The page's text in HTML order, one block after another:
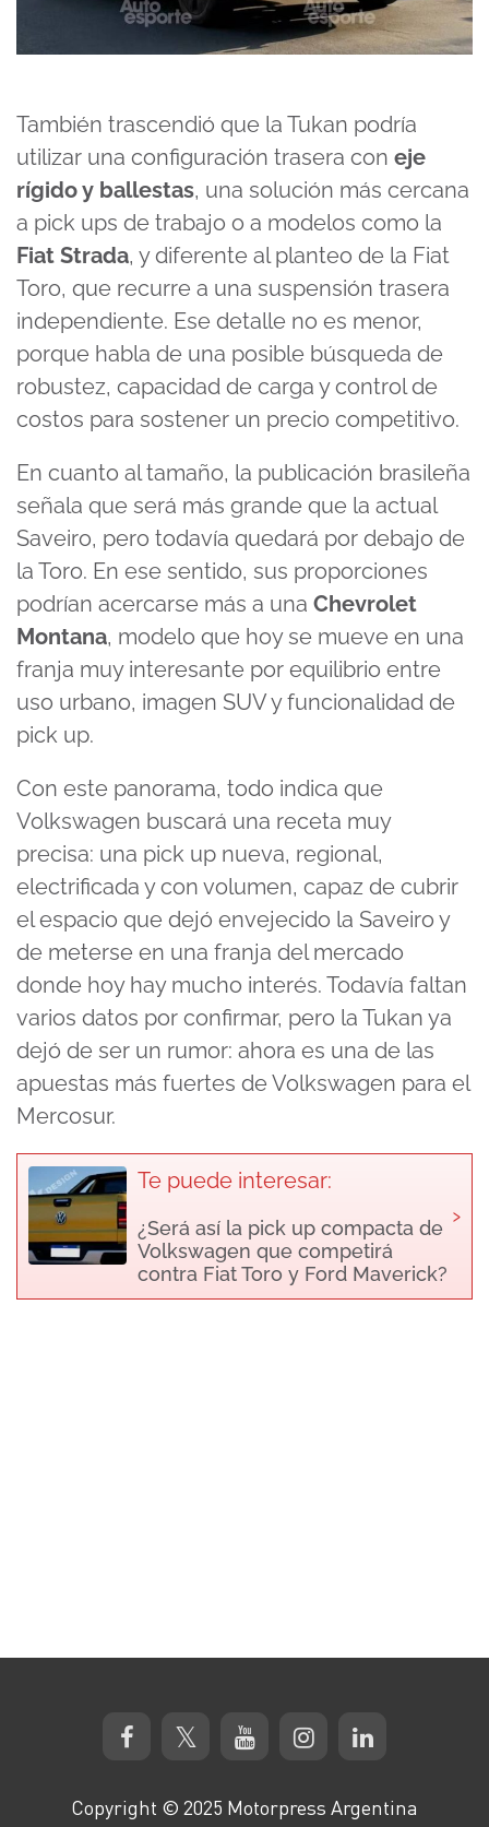
También trascendió que la Tukan podría
utilizar una configuración trasera con eje
rígido y ballestas, una solución más cercana
a pick ups de trabajo o a modelos como la
Fiat Strada, y diferente al planteo de la Fiat
Toro, que recurre a una suspensión trasera
independiente. Ese detalle no es menor,
porque habla de una posible búsqueda de
robustez, capacidad de carga y control de
costos para sostener un precio competitivo.
En cuanto al tamaño, la publicación brasileña
señala que será más grande que la actual
Saveiro, pero todavía quedará por debajo de
la Toro. En ese sentido, sus proporciones
podrían acercarse más a una Chevrolet
Montana, modelo que hoy se mueve en una
franja muy interesante por equilibrio entre
uso urbano, imagen SUV y funcionalidad de
pick up.
Con este panorama, todo indica que
Volkswagen buscará una receta muy
precisa: una pick up nueva, regional,
electrificada y con volumen, capaz de cubrir
el espacio que dejó envejecido la Saveiro y
de meterse en una franja del mercado
donde hoy hay mucho interés. Todavía faltan
varios datos por confirmar, pero la Tukan ya
dejó de ser un rumor: ahora es una de las
apuestas más fuertes de Volkswagen para el
Mercosur.
Te puede interesar:
¿Será así la pick up compacta de
Volkswagen que competirá
contra Fiat Toro y Ford Maverick?
›
Copyright © 2025 Motorpress Argentina